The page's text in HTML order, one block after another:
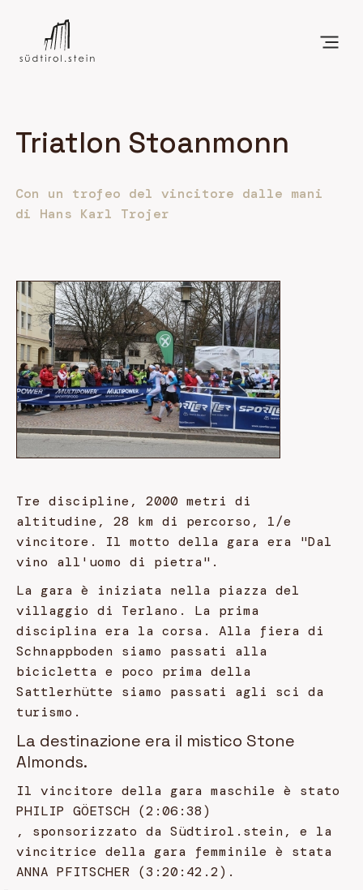
Triatlon Stoanmonn
Con un trofeo del vincitore dalle mani
di Hans Karl Trojer
Tre discipline, 2000 metri di
altitudine, 28 km di percorso, 1/e
vincitore. Il motto della gara era "Dal
vino all'uomo di pietra".
La gara è iniziata nella piazza del
villaggio di Terlano. La prima
disciplina era la corsa. Alla fiera di
Schnappboden siamo passati alla
bicicletta e poco prima della
Sattlerhütte siamo passati agli sci da
turismo.
La destinazione era il mistico Stone
Almonds.
Il vincitore della gara maschile è stato
PHILIP GÖETSCH (2:06:38)
, sponsorizzato da Südtirol.stein, e la
vincitrice della gara femminile è stata
ANNA PFITSCHER (3:20:42.2).